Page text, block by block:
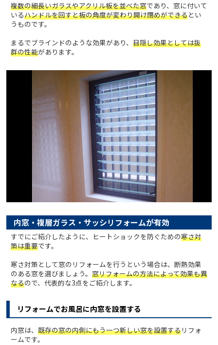
複数の細長いガラスやアクリル板を並べた窓であり、窓に付いて
いるハンドルを回すと板の角度が変わり開け閉めができるとい
うものです。
まるでブラインドのような効果があり、 目隠し効果としては抜
群の性能があります。
内窓・複層ガラス・サッシリフォームが有効
すでにご紹介したように、ヒートショックを防ぐための寒さ対
策は重要です。
寒さ対策として窓のリフォームを行うという場合は、断熱効果
のある窓を選びましょう。 窓リフォームの方法によって効果も異
なるので、代表的な3点をご紹介します。
リフォームでお風呂に内窓を設置する
内窓は、 既存の窓の内側にもう一つ新しい窓を設置するリフォ
ームです。